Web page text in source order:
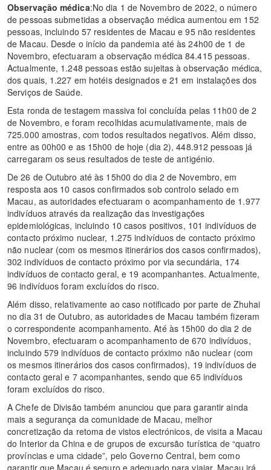
Observação médica:No dia 1 de Novembro de 2022, o número
de pessoas submetidas a observação médica aumentou em 152
pessoas, incluindo 57 residentes de Macau e 95 não residentes
de Macau. Desde o início da pandemia até às 24h00 de 1 de
Novembro, efectuaram a observação médica 84.415 pessoas.
Actualmente, 1.248 pessoas estão sujeitas à observação médica,
dos quais, 1.227 em hotéis designados e 21 em instalações dos
Serviços de Saúde.
Esta ronda de testagem massiva foi concluída pelas 11h00 de 2
de Novembro, e foram recolhidas acumulativamente, mais de
725.000 amostras, com todos resultados negativos. Além disso,
entre as 00h00 e as 15h00 de hoje (dia 2), 448.912 pessoas já
carregaram os seus resultados de teste de antigénio.
De 26 de Outubro até às 15h00 do dia 2 de Novembro, em
resposta aos 10 casos confirmados sob controlo selado em
Macau, as autoridades efectuaram o acompanhamento de 1.977
indivíduos através da realização das investigações
epidemiológicas, incluindo 10 casos positivos, 101 indivíduos de
contacto próximo nuclear, 1.275 indivíduos de contacto próximo
não nuclear (com os mesmos itinerários dos casos confirmados),
302 indivíduos de contacto próximo por via secundária, 174
indivíduos de contacto geral, e 19 acompanhantes. Actualmente,
96 indivíduos foram excluídos do risco.
Além disso, relativamente ao caso notificado por parte de Zhuhai
no dia 31 de Outubro, as autoridades de Macau também fizeram
o correspondente acompanhamento. Até às 15h00 do dia 2 de
Novembro, efectuaram o acompanhamento de 670 indivíduos,
incluindo 579 indivíduos de contacto próximo não nuclear (com
os mesmos itinerários dos casos confirmados), 19 indivíduos de
contacto geral e 7 acompanhantes, sendo que 65 indivíduos
foram excluídos do risco.
A Chefe de Divisão também anunciou que para garantir ainda
mais a segurança da comunidade de Macau, melhor
concretização da retoma de vistos electrónicos, de visita a Macau
do Interior da China e de grupos de excursão turística de “quatro
províncias e uma cidade”, pelo Governo Central, bem como
garantir que Macau é seguro e adequado para viajar, Macau irá